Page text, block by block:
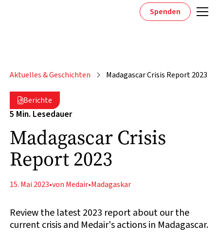
Spenden
Aktuelles & Geschichten Madagascar Crisis Report 2023
Berichte
5 Min. Lesedauer
Madagascar Crisis
Report 2023
15. Mai 2023•von Medair•Madagaskar
Review the latest 2023 report about our the
current crisis and Medair's actions in Madagascar.